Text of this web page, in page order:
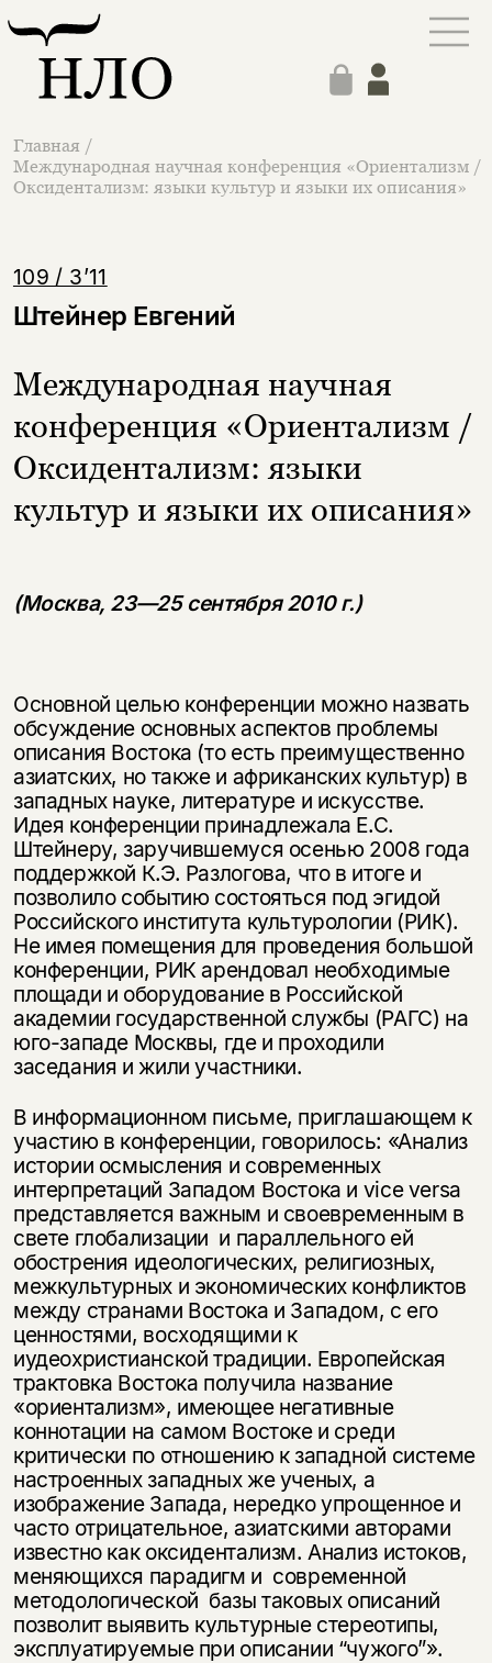
Главная /
Международная научная конференция «Ориентализм /
Оксидентализм: языки культур и языки их описания»
109 / 3’11
Штейнер Евгений
Международная научная
конференция «Ориентализм /
Оксидентализм: языки
культур и языки их описания»
(Москва, 23—25 сентября 2010 г.)
Основной целью конференции можно назвать
обсуждение основных аспектов проблемы
описания Востока (то есть преимущественно
азиатских, но также и африканских культур) в
западных науке, литературе и искусстве.
Идея конференции принадлежала Е.С.
Штейнеру, заручившемуся осенью 2008 года
поддержкой К.Э. Разлогова, что в итоге и
позволило событию состояться под эгидой
Российского института культурологии (РИК).
Не имея помещения для проведения большой
конференции, РИК арендовал необходимые
площади и оборудование в Российской
академии государственной службы (РАГС) на
юго-западе Москвы, где и проходили
заседания и жили участники.
В информационном письме, приглашающем к
участию в конференции, говорилось: «Анализ
истории осмысления и современных
интерпретаций Западом Востока и vice versa
представляется важным и своевременным в
свете глобализации и параллельного ей
обострения идеологических, религиозных,
межкультурных и экономических конфликтов
между странами Востока и Западом, с его
ценностями, восходящими к
иудеохристианской традиции. Европейская
трактовка Востока получила название
«ориентализм», имеющее негативные
коннотации на самом Востоке и среди
критически по отношению к западной системе
настроенных западных же ученых, а
изображение Запада, нередко упрощенное и
часто отрицательное, азиатскими авторами
известно как оксидентализм. Анализ истоков,
меняющихся парадигм и современной
методологической базы таковых описаний
позволит выявить культурные стереотипы,
эксплуатируемые при описании “чужого”».